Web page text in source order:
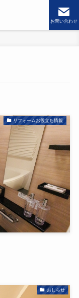
お問い合わせ
リフォームお役立ち情報
おしらせ